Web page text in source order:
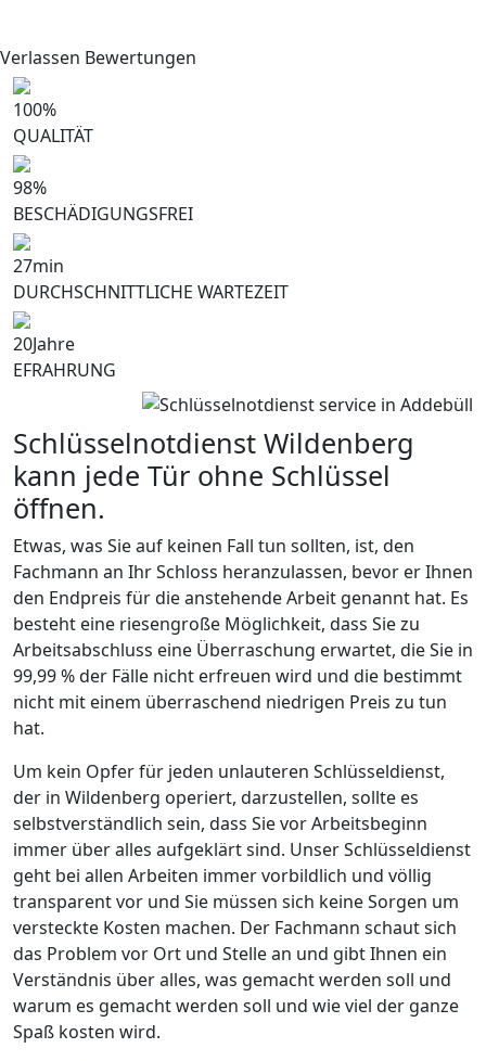
Verlassen Bewertungen
100%
QUALITÄT
98%
BESCHÄDIGUNGSFREI
27min
DURCHSCHNITTLICHE WARTEZEIT
20Jahre
EFRAHRUNG
Schlüsselnotdienst Wildenberg
kann jede Tür ohne Schlüssel
öffnen.
Etwas, was Sie auf keinen Fall tun sollten, ist, den
Fachmann an Ihr Schloss heranzulassen, bevor er Ihnen
den Endpreis für die anstehende Arbeit genannt hat. Es
besteht eine riesengroße Möglichkeit, dass Sie zu
Arbeitsabschluss eine Überraschung erwartet, die Sie in
99,99 % der Fälle nicht erfreuen wird und die bestimmt
nicht mit einem überraschend niedrigen Preis zu tun
hat.
Um kein Opfer für jeden unlauteren Schlüsseldienst,
der in Wildenberg operiert, darzustellen, sollte es
selbstverständlich sein, dass Sie vor Arbeitsbeginn
immer über alles aufgeklärt sind. Unser Schlüsseldienst
geht bei allen Arbeiten immer vorbildlich und völlig
transparent vor und Sie müssen sich keine Sorgen um
versteckte Kosten machen. Der Fachmann schaut sich
das Problem vor Ort und Stelle an und gibt Ihnen ein
Verständnis über alles, was gemacht werden soll und
warum es gemacht werden soll und wie viel der ganze
Spaß kosten wird.